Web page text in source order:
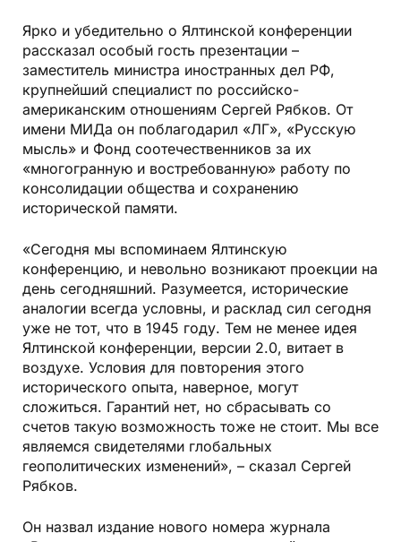
Ярко и убедительно о Ялтинской конференции
рассказал особый гость презентации –
заместитель министра иностранных дел РФ,
крупнейший специалист по российско-
американским отношениям Сергей Рябков. От
имени МИДа он поблагодарил «ЛГ», «Русскую
мысль» и Фонд соотечественников за их
«многогранную и востребованную» работу по
консолидации общества и сохранению
исторической памяти.
«Сегодня мы вспоминаем Ялтинскую
конференцию, и невольно возникают проекции на
день сегодняшний. Разумеется, исторические
аналогии всегда условны, и расклад сил сегодня
уже не тот, что в 1945 году. Тем не менее идея
Ялтинской конференции, версии 2.0, витает в
воздухе. Условия для повторения этого
исторического опыта, наверное, могут
сложиться. Гарантий нет, но сбрасывать со
счетов такую возможность тоже не стоит. Мы все
являемся свидетелями глобальных
геополитических изменений», – сказал Сергей
Рябков.
Он назвал издание нового номера журнала